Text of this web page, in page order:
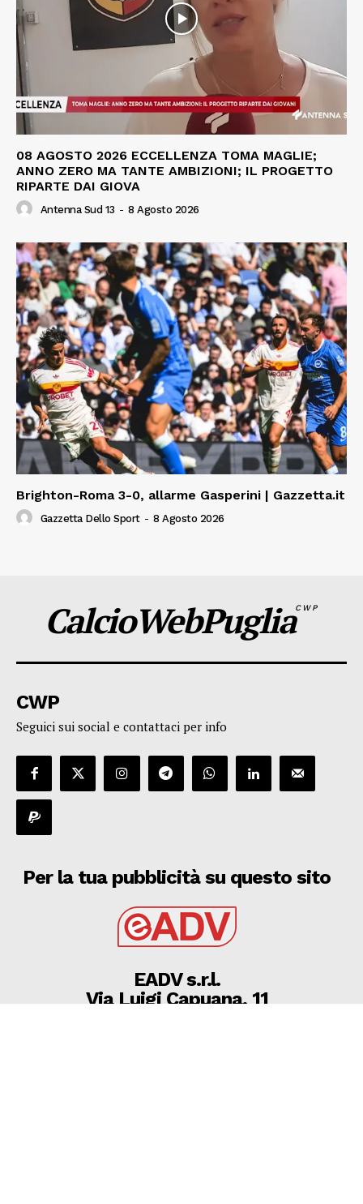
08 AGOSTO 2026 ECCELLENZA TOMA MAGLIE;
ANNO ZERO MA TANTE AMBIZIONI; IL PROGETTO
RIPARTE DAI GIOVA
Antenna Sud 13 - 8 Agosto 2026
Brighton-Roma 3-0, allarme Gasperini | Gazzetta.it
Gazzetta Dello Sport - 8 Agosto 2026
CalcioWebPugliaCWP
CWP
Seguici sui social e contattaci per info
Per la tua pubblicità su questo sito
EADV s.r.l.
Via Luigi Capuana, 11